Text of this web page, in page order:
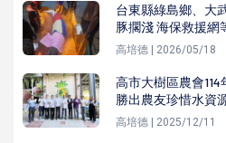
台東縣綠島鄉、大
豚擱淺 海保救援網
高培德 | 2026/05/18
高市大樹區農會
勝出農友珍惜水資
高培德 | 2025/12/11